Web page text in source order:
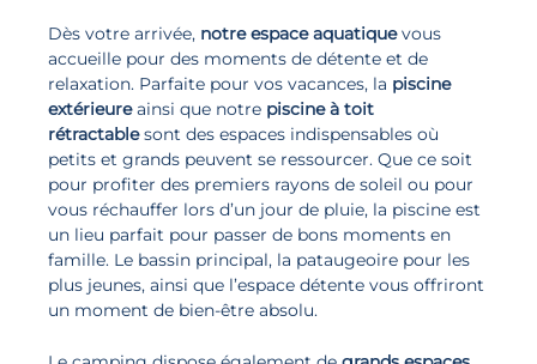
Dès votre arrivée, notre espace aquatiquevous
accueille pour des moments de détente et de
relaxation. Parfaite pour vos vacances, la piscine
extérieureainsi que notre piscine à toit
rétractablesont des espaces indispensables où
petits et grands peuvent se ressourcer. Que ce soit
pour profiter des premiers rayons de soleil ou pour
vous réchauffer lors d’un jour de pluie, la piscine est
un lieu parfait pour passer de bons moments en
famille. Le bassin principal, la pataugeoire pour les
plus jeunes, ainsi que l’espace détente vous offriront
un moment de bien-être absolu.